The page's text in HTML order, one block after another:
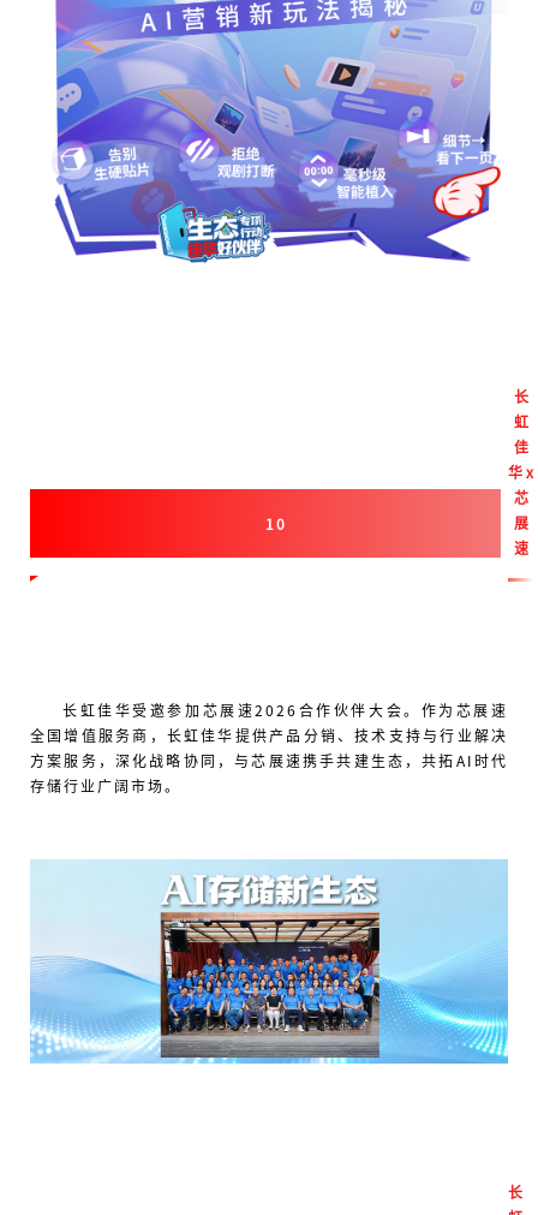
10
长
虹
佳
华x
芯
展
速
长虹佳华受邀参加芯展速2026合作伙伴大会。作为芯展速
全国增值服务商，长虹佳华提供产品分销、技术支持与行业解决
方案服务，深化战略协同，与芯展速携手共建生态，共拓AI时代
存储行业广阔市场。
长